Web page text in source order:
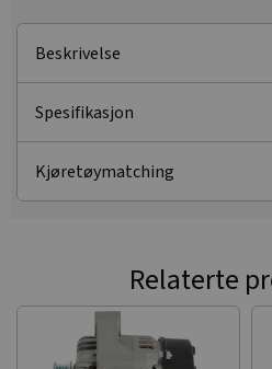
Beskrivelse
Spesifikasjon
Kjøretøymatching
Relaterte